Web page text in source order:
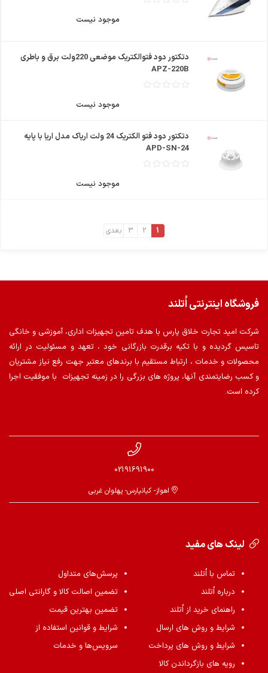
موجود نیست
دتکتور دود فتوالکتریک موضعی 220ولت برق و باطری
APZ-220B
موجود نیست
دتکتور دود فتو الکتریک 24 ولت اریاک مدل اریا با پایه
APD-SN-24
موجود نیست
1
2
3 بعدی
فروشگاه اینترنتی اُتلند
شرکت امید تجارت خلاق پارس با هدف تامین تجهیزات اداری، آموزشی و خانگی
تاسیس گردیده و با تکیه برقدرت بازرگانی خود ، تعهد و مسئولیت در ارائه
محصولات و خدمات ، ارتباط مستقیم با برندهای معتبر جهت رفع نیاز مشتریان
و کسب رضایتمندی آنها، پروژه های بزرگی را در زمینه تجهیزات با موفقیت اجرا
کرده است.
02191691900
اهواز- کیانپارس- پهلوان غربی
لینک های مفید
تماس با اُتلند
درباره اُتلند
راهنمای خرید از اُتلند
شرایط و روش های ارسال
شرایط و روش های پرداخت
رویه های بازگرداندن کالا
پرسش‌های متداول
تضمین اصالت کالا و گارانتی اصلی
تضمین بهترین قیمت
شرایط و قوانین استفاده از
سرویس‌ها و خدمات